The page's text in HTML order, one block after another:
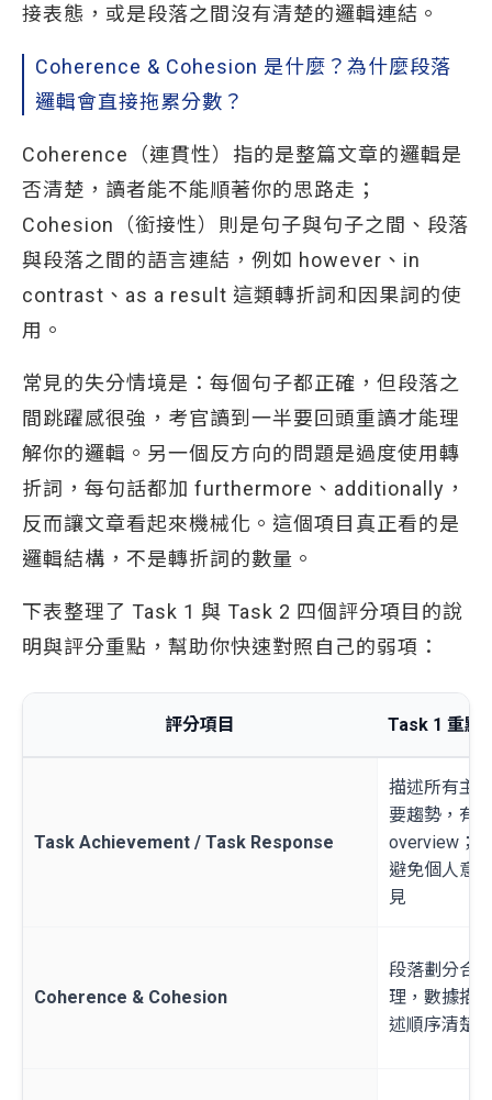
接表態，或是段落之間沒有清楚的邏輯連結。
Coherence & Cohesion 是什麼？為什麼段落
邏輯會直接拖累分數？
Coherence（連貫性）指的是整篇文章的邏輯是
否清楚，讀者能不能順著你的思路走；
Cohesion（銜接性）則是句子與句子之間、段落
與段落之間的語言連結，例如 however、in
contrast、as a result 這類轉折詞和因果詞的使
用。
常見的失分情境是：每個句子都正確，但段落之
間跳躍感很強，考官讀到一半要回頭重讀才能理
解你的邏輯。另一個反方向的問題是過度使用轉
折詞，每句話都加 furthermore、additionally，
反而讓文章看起來機械化。這個項目真正看的是
邏輯結構，不是轉折詞的數量。
下表整理了 Task 1 與 Task 2 四個評分項目的說
明與評分重點，幫助你快速對照自己的弱項：
評分項目 Task 1 重點
Task Achievement / Task Response
描述所有主
要趨勢，有
overview；
避免個人意
見
Coherence & Cohesion
段落劃分合
理，數據描
述順序清楚